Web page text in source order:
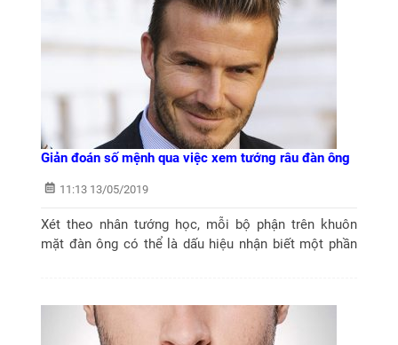
Giản đoán số mệnh qua việc xem tướng râu đàn ông
11:13 13/05/2019
Xét theo nhân tướng học, mỗi bộ phận trên khuôn
mặt đàn ông có thể là dấu hiệu nhận biết một phần